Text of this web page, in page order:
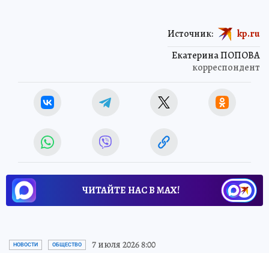
Екатерина ПОПОВА
корреспондент
Источник: kp.ru
ЧИТАЙТЕ НАС В МАХ!
НОВОСТИ ОБЩЕСТВО 7 июля 2026 8:00